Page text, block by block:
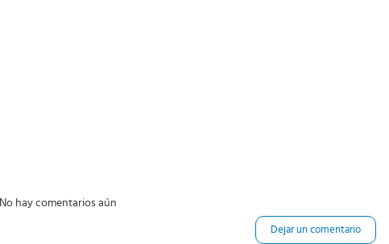
No hay comentarios aún
Dejar un comentario